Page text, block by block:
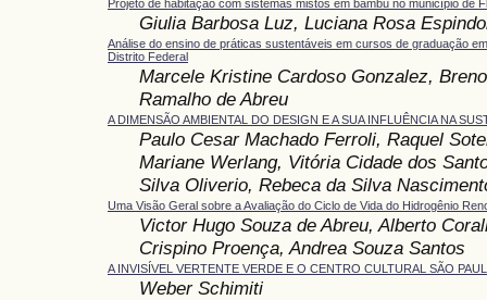
Projeto de habitação com sistemas mistos em bambu no município de
Giulia Barbosa Luz, Luciana Rosa
Análise do ensino de práticas sustentáveis em cursos de graduação
Distrito Federal
Marcele Kristine Cardoso Gonzalez,
Ramalho de Abreu
A DIMENSÃO AMBIENTAL DO DESIGN E A SUA INFLUÊNCIA NA
Paulo Cesar Machado Ferroli, Raquel
Mariane Werlang, Vitória Cidade dos
Silva Oliverio, Rebeca da Silva
Uma Visão Geral sobre a Avaliação do Ciclo de Vida do Hidrogênio
Victor Hugo Souza de Abreu, Alberto
Crispino Proença, Andrea Souza Santos
A INVISÍVEL VERTENTE VERDE E O CENTRO CULTURAL SÃO
Weber Schimiti